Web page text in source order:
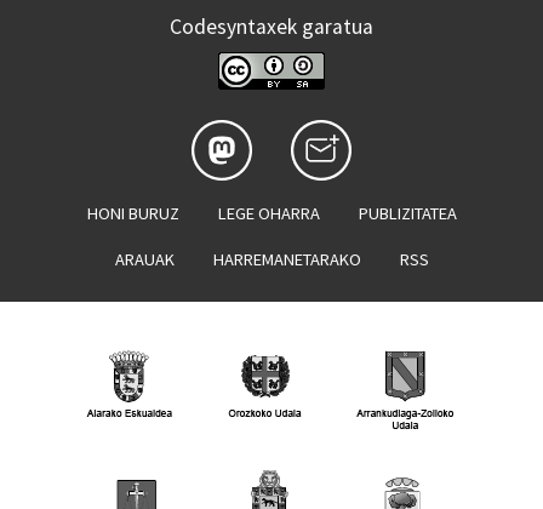
Codesyntaxek garatua
HONI BURUZ LEGE OHARRA PUBLIZITATEA
ARAUAK HARREMANETARAKO RSS